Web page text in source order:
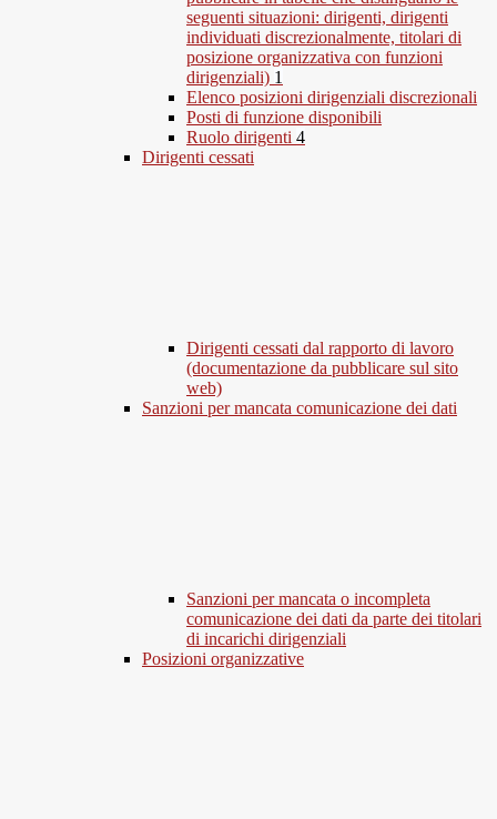
seguenti situazioni: dirigenti, dirigenti
individuati discrezionalmente, titolari di
posizione organizzativa con funzioni
dirigenziali) 1
Elenco posizioni dirigenziali discrezionali
Posti di funzione disponibili
Ruolo dirigenti 4
Dirigenti cessati
Dirigenti cessati dal rapporto di lavoro
(documentazione da pubblicare sul sito
web)
Sanzioni per mancata comunicazione dei dati
Sanzioni per mancata o incompleta
comunicazione dei dati da parte dei titolari
di incarichi dirigenziali
Posizioni organizzative